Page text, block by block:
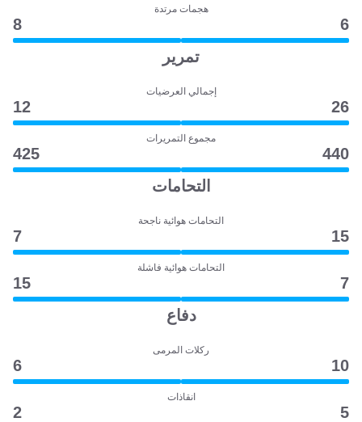
هجمات مرتدة
6
8
تمرير
إجمالي العرضيات
26
12
مجموع التمريرات
440
425
التحامات
التحامات هوائية ناجحة
15
7
التحامات هوائية فاشلة
7
15
دفاع
ركلات المرمى
10
6
انقاذات
5
2